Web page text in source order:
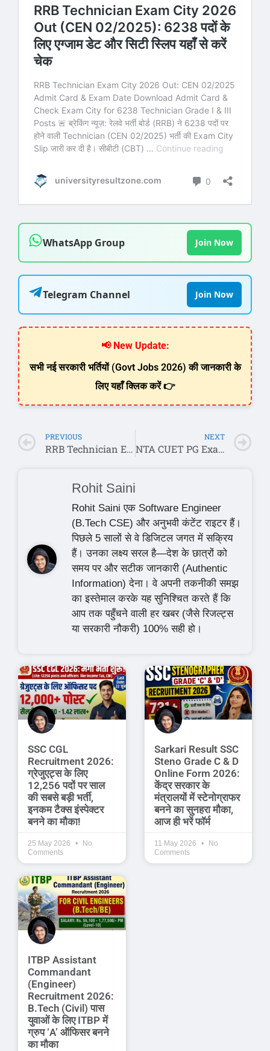
WhatsApp Group Join Now
Telegram Channel Join Now
📢 New Update:
सभी नई सरकारी भर्तियों (Govt Jobs 2026) की जानकारी के
लिए यहाँ क्लिक करें 👉
PREVIOUS
RRB Technician Exam City 2026 Out (CEN 02/2025): 6238 पदों के लिए एग्जाम डेट और सिटी स्लिप यहाँ से करें चेक
NEXT
NTA CUET PG Exam City Slip 2026 जारी: यहाँ से चेक करें अपना एग्जाम सेंटर और एडमिट कार्ड
Rohit Saini
Rohit Saini एक Software Engineer
(B.Tech CSE) और अनुभवी कंटेंट राइटर हैं।
पिछले 5 सालों से वे डिजिटल जगत में सक्रिय
हैं। उनका लक्ष्य सरल है—देश के छात्रों को
समय पर और सटीक जानकारी (Authentic
Information) देना। वे अपनी तकनीकी समझ
का इस्तेमाल करके यह सुनिश्चित करते हैं कि
आप तक पहुँचने वाली हर खबर (जैसे रिजल्ट्स
या सरकारी नौकरी) 100% सही हो।
SSC CGL
Recruitment 2026:
ग्रेजुएट्स के लिए
12,256 पदों पर साल
की सबसे बड़ी भर्ती,
इनकम टैक्स इंस्पेक्टर
बनने का मौका!
25 May 2026
No
Comments
Sarkari Result SSC
Steno Grade C & D
Online Form 2026:
केंद्र सरकार के
मंत्रालयों में स्टेनोग्राफर
बनने का सुनहरा मौका,
आज ही भरें फॉर्म
11 May 2026
No
Comments
ITBP Assistant
Commandant
(Engineer)
Recruitment 2026:
B.Tech (Civil) पास
युवाओं के लिए ITBP में
ग्रुप ‘A’ ऑफिसर बनने
का मौका